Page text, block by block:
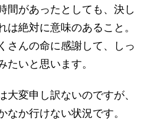
間があったとしても、決し
は絶対に意味のあること。
さんの命に感謝して、しっ
たいと思います。
大変申し訳ないのですが、
なか行けない状況です。